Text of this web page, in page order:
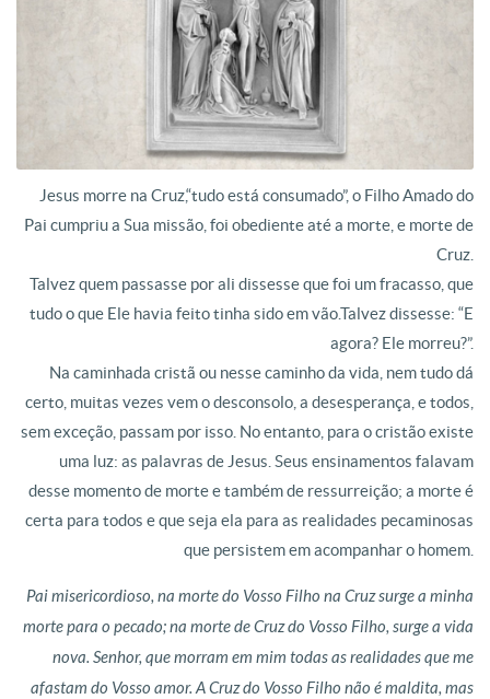
Jesus morre na Cruz,“tudo está consumado”, o Filho Amado do
Pai cumpriu a Sua missão, foi obediente até a morte, e morte de
Cruz.
Talvez quem passasse por ali dissesse que foi um fracasso, que
tudo o que Ele havia feito tinha sido em vão.Talvez dissesse: “E
agora? Ele morreu?”.
Na caminhada cristã ou nesse caminho da vida, nem tudo dá
certo, muitas vezes vem o desconsolo, a desesperança, e todos,
sem exceção, passam por isso. No entanto, para o cristão existe
uma luz: as palavras de Jesus. Seus ensinamentos falavam
desse momento de morte e também de ressurreição; a morte é
certa para todos e que seja ela para as realidades pecaminosas
que persistem em acompanhar o homem.
Pai misericordioso, na morte do Vosso Filho na Cruz surge a minha
morte para o pecado; na morte de Cruz do Vosso Filho, surge a vida
nova. Senhor, que morram em mim todas as realidades que me
afastam do Vosso amor. A Cruz do Vosso Filho não é maldita, mas